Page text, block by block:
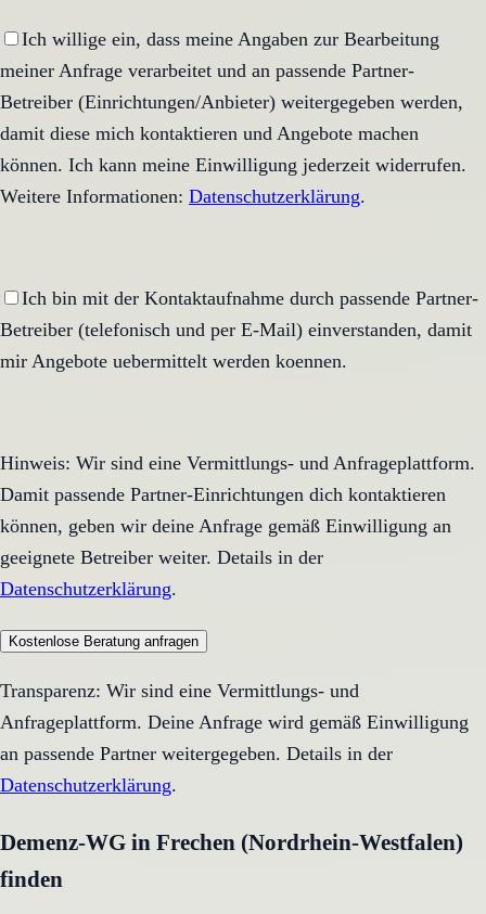
Ich willige ein, dass meine Angaben zur Bearbeitung
meiner Anfrage verarbeitet und an passende Partner-
Betreiber (Einrichtungen/Anbieter) weitergegeben werden,
damit diese mich kontaktieren und Angebote machen
können. Ich kann meine Einwilligung jederzeit widerrufen.
Weitere Informationen: Datenschutzerklärung.
Ich bin mit der Kontaktaufnahme durch passende Partner-
Betreiber (telefonisch und per E-Mail) einverstanden, damit
mir Angebote uebermittelt werden koennen.
Hinweis: Wir sind eine Vermittlungs- und Anfrageplattform.
Damit passende Partner-Einrichtungen dich kontaktieren
können, geben wir deine Anfrage gemäß Einwilligung an
geeignete Betreiber weiter. Details in der
Datenschutzerklärung.
Kostenlose Beratung anfragen
Transparenz: Wir sind eine Vermittlungs- und
Anfrageplattform. Deine Anfrage wird gemäß Einwilligung
an passende Partner weitergegeben. Details in der
Datenschutzerklärung.
Demenz-WG in Frechen (Nordrhein-Westfalen)
finden